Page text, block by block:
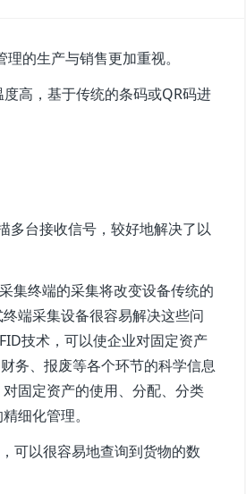
的生产与销售更加重视。
高，基于传统的条码或QR码进
台接收信号，较好地解决了以
集终端的采集将改变设备传统的
端采集设备很容易解决这些问
技术，可以使企业对固定资产
务、报废等各个环节的科学信息
固定资产的使用、分配、分类
细化管理。
以很容易地查询到货物的数